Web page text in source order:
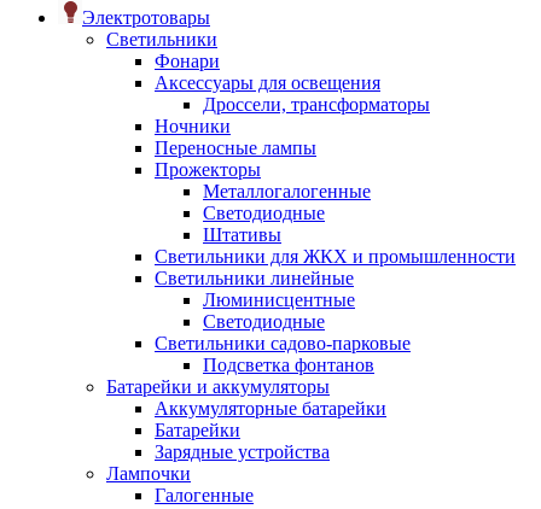
Электротовары
Светильники
Фонари
Аксессуары для освещения
Дроссели, трансформаторы
Ночники
Переносные лампы
Прожекторы
Металлогалогенные
Светодиодные
Штативы
Светильники для ЖКХ и промышленности
Светильники линейные
Люминисцентные
Светодиодные
Светильники садово-парковые
Подсветка фонтанов
Батарейки и аккумуляторы
Аккумуляторные батарейки
Батарейки
Зарядные устройства
Лампочки
Галогенные